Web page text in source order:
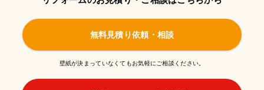
無料見積り依頼・相談
壁紙が決まっていなくてもお気軽にご相談ください。